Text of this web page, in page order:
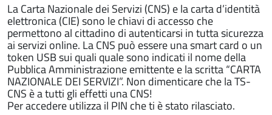
La Carta Nazionale dei Servizi (CNS) e la carta d’identità
elettronica (CIE) sono le chiavi di accesso che
permettono al cittadino di autenticarsi in tutta sicurezza
ai servizi online. La CNS può essere una smart card o un
token USB sui quali quale sono indicati il nome della
Pubblica Amministrazione emittente e la scritta “CARTA
NAZIONALE DEI SERVIZI”. Non dimenticare che la TS-
CNS è a tutti gli effetti una CNS!
Per accedere utilizza il PIN che ti è stato rilasciato.